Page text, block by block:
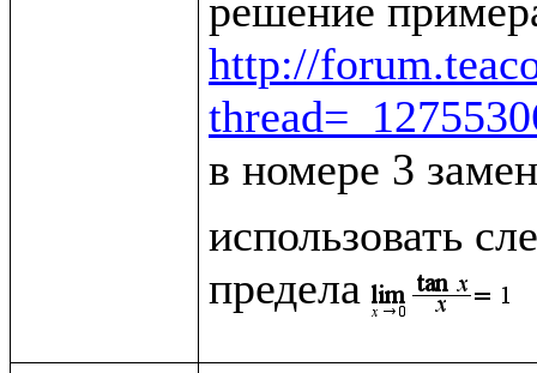
http://
в номере 3
использовать
предела